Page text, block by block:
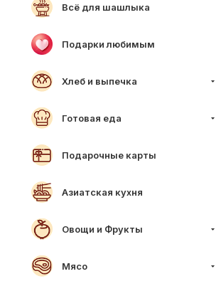
Всё для шашлыка
Подарки любимым
Хлеб и выпечка
Готовая еда
Подарочные карты
Азиатская кухня
Овощи и Фрукты
Мясо